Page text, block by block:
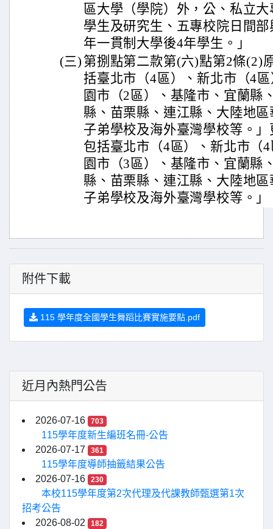
區大學（學院）外，公、私立
學生及研究生、五專校院日間
年一貫制大學後4年學生。」
(三) 第捌點第二款第(六)點第2條(2)
括臺北市（4區）、新北市（4
園市（2區）、基隆市、宜蘭縣
縣、苗栗縣、連江縣、大陸地
子弟學校及海外臺灣學校等。
包括臺北市（4區）、新北市（
園市（3區）、基隆市、宜蘭縣
縣、苗栗縣、連江縣、大陸地
子弟學校及海外臺灣學校等。」
附件下載
115 學年度全國學生舞蹈比賽實施要點.pdf
近月內熱門公告
2026-07-16 703
115學年度新生編班名冊-公告
2026-07-17
361
115學年度導師抽籤結果公告
2026-07-16
230
本校115學年度第2次代理及代課教師甄選第1次
招考公告
2026-08-02
182